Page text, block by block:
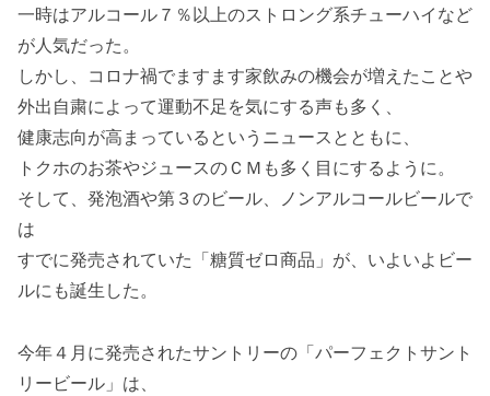
一時はアルコール７％以上のストロング系チューハイなど
が人気だった。
しかし、コロナ禍でますます家飲みの機会が増えたことや
外出自粛によって運動不足を気にする声も多く、
健康志向が高まっているというニュースとともに、
トクホのお茶やジュースのＣＭも多く目にするように。
そして、発泡酒や第３のビール、ノンアルコールビールで
は
すでに発売されていた「糖質ゼロ商品」が、いよいよビー
ルにも誕生した。
今年４月に発売されたサントリーの「パーフェクトサント
リービール」は、